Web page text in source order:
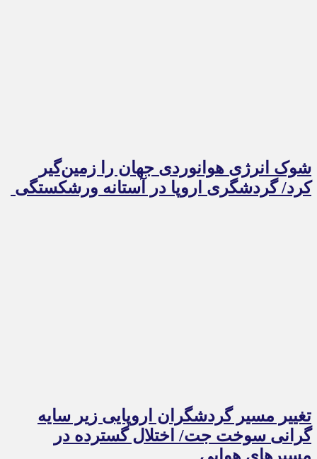
شوک انرژی هوانوردی جهان را زمین‌گیر
کرد/ گردشگری اروپا در آستانه ورشکستگی
تغییر مسیر گردشگران اروپایی زیر سایه
گرانی سوخت جت/ اختلال گسترده در